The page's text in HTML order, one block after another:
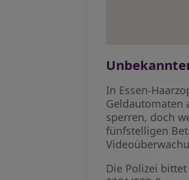
In Essen-
Geldautomaten
sperren, doch
fünfstelligen
Die Polizei